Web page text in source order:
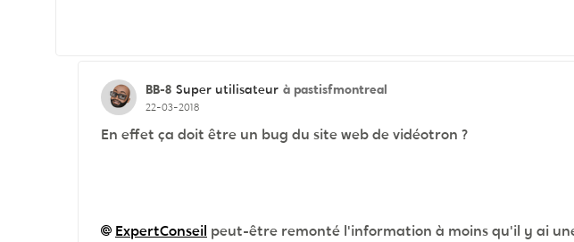
BB-8 Super utilisateur à pastisfmontreal
22-03-2018
En effet ça doit être un bug du site web de vidéotron ?
ExpertConseil peut-être remonté l'information à moins qu'il y ai